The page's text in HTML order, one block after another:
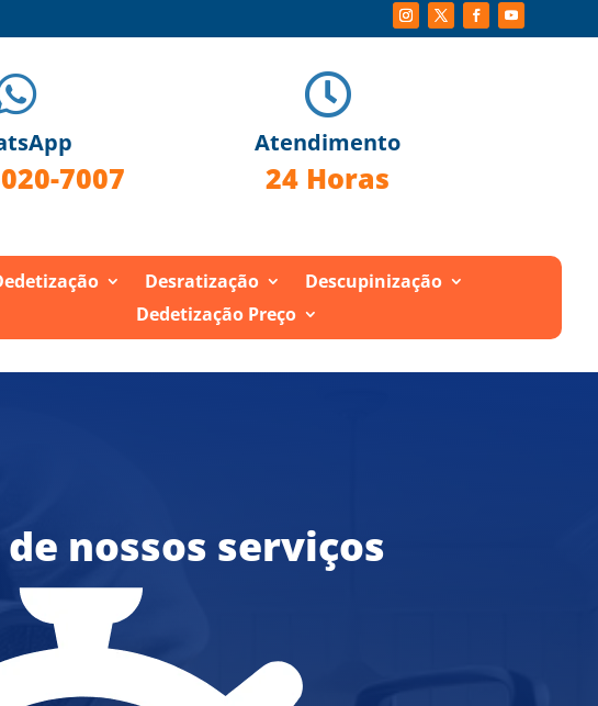
7007

Atendimento
24 Horas
Desratização
Descupinização
Dedetização Preço
nossos serviços